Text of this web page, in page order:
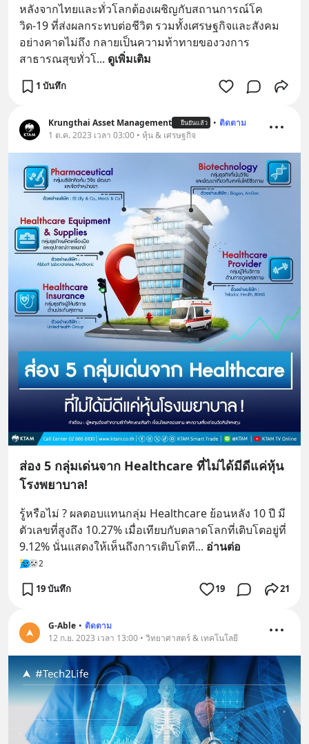
หลังจากไทยและทั่วโลกต้องเผชิญกับสถานการณ์โค
วิด-19 ที่ส่งผลกระทบต่อชีวิต รวมทั้งเศรษฐกิจและสังคม
อย่างคาดไม่ถึง กลายเป็นความท้าทายของวงการ
สาธารณสุขทั่วโ... ดูเพิ่มเติม
1 บันทึก
Krungthai Asset Management ยืนยันแล้ว • ติดตาม
1 ต.ค. 2023 เวลา 03:00 • หุ้น & เศรษฐกิจ
ส่อง 5 กลุ่มเด่นจาก Healthcare ที่ไม่ได้มีดีแค่หุ้น
โรงพยาบาล!
รู้หรือไม่ ? ผลตอบแทนกลุ่ม Healthcare ย้อนหลัง 10 ปี มี
ตัวเลขที่สูงถึง 10.27% เมื่อเทียบกับตลาดโลกที่เติบโตอยู่ที่
9.12% นั่นแสดงให้เห็นถึงการเติบโตที... อ่านต่อ
2
19 บันทึก 19 21
G-Able • ติดตาม
12 ก.ย. 2023 เวลา 13:00 • วิทยาศาสตร์ & เทคโนโลยี